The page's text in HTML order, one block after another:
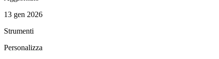
13 gen 2026
Strumenti
Personalizza